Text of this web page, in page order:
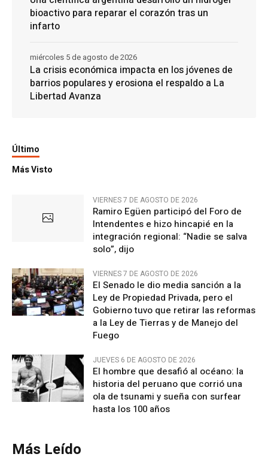
bioactivo para reparar el corazón tras un
infarto
La crisis económica impacta en los jóvenes de
barrios populares y erosiona el respaldo a La
Libertad Avanza
miércoles 5 de agosto de 2026
Último
Más Visto
VIERNES 7 DE AGOSTO DE 2026
Ramiro Egüen participó del Foro de
Intendentes e hizo hincapié en la
integración regional: “Nadie se salva
solo”, dijo
VIERNES 7 DE AGOSTO DE 2026
El Senado le dio media sanción a la
Ley de Propiedad Privada, pero el
Gobierno tuvo que retirar las reformas
a la Ley de Tierras y de Manejo del
Fuego
JUEVES 6 DE AGOSTO DE 2026
El hombre que desafió al océano: la
historia del peruano que corrió una
ola de tsunami y sueña con surfear
hasta los 100 años
Más Leído